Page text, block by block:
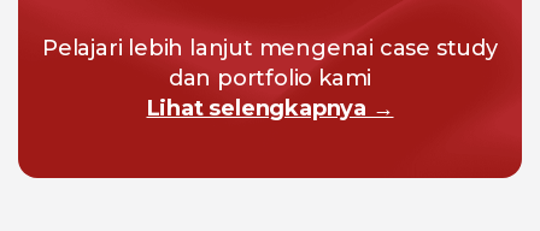
Pelajari lebih lanjut mengenai case study
dan portfolio kami
Lihat selengkapnya →